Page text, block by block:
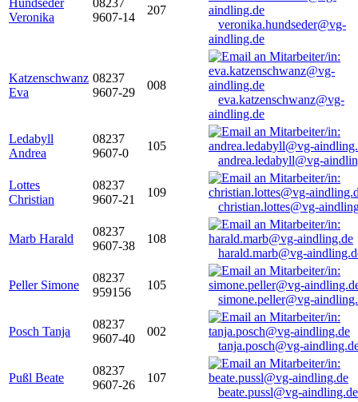
Hundseder
Veronika
08237
9607-14
207
veronika.hundseder@vg-
aindling.de
Katzenschwanz
Eva
08237
9607-29
008
eva.katzenschwanz@vg-
aindling.de
Ledabyll
Andrea
08237
9607-0
105
andrea.ledabyll@vg-
Lottes
Christian
08237
9607-21
109
christian.lottes@vg-
Marb Harald
08237
9607-38
108
harald.marb@vg-
Peller Simone
08237
959156
105
simone.peller@vg-
Posch Tanja
08237
9607-40
002
tanja.posch@vg-
Pußl Beate
08237
9607-26
107
beate.pussl@vg-aindling.de